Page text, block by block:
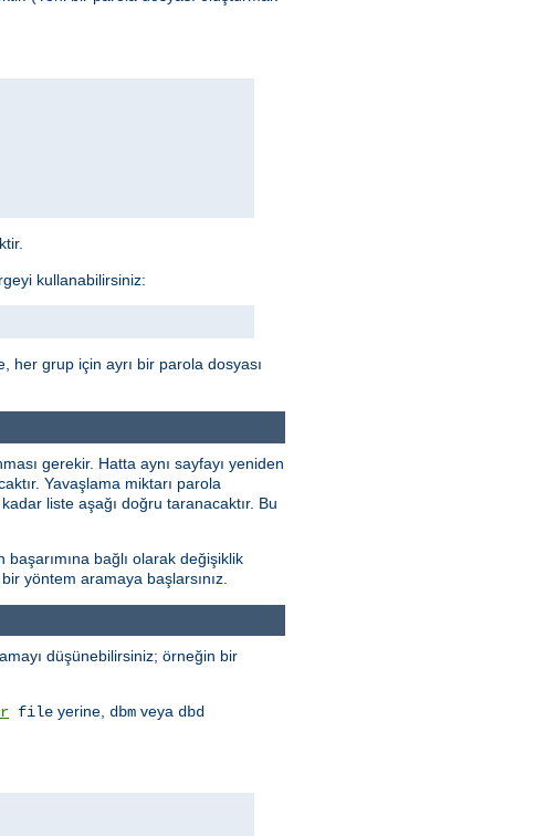
kullanabilirsiniz:
her grup için ayrı bir parola dosyası
gerekir. Hatta aynı sayfayı yeniden
Yavaşlama miktarı parola
liste aşağı doğru taranacaktır. Bu
başarımına bağlı olarak değişiklik
yöntem aramaya başlarsınız.
düşünebilirsiniz; örneğin bir
file yerine, dbm veya dbd